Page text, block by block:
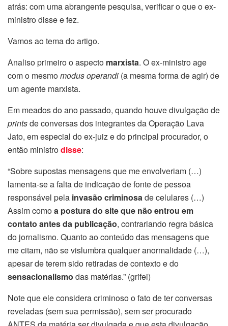
atrás: com uma abrangente pesquisa, verificar o que o ex-
ministro disse e fez.
Vamos ao tema do artigo.
Analiso primeiro o aspecto marxista. O ex-ministro age
com o mesmomodus operandi (a mesma forma de agir) de
um agente marxista.
Em meados do ano passado, quando houve divulgação de
printsde conversas dos integrantes da Operação Lava
Jato, em especial do ex-juiz e do principal procurador, o
então ministrodisse:
“Sobre supostas mensagens que me envolveriam (…)
lamenta-se a falta de indicação de fonte de pessoa
responsável pela invasão criminosade celulares (…)
Assim comoa postura do site que não entrou em
contato antes da publicação, contrariando regra básica
do jornalismo. Quanto ao conteúdo das mensagens que
me citam, não se vislumbra qualquer anormalidade (…),
apesar de terem sido retiradas de contexto e do
sensacionalismo das matérias.” (grifei)
Note que ele considera criminoso o fato de ter conversas
reveladas (sem sua permissão), sem ser procurado